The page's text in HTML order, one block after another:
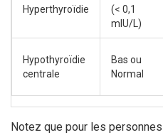
Hyperthyroïdie
(< 0,1
mIU/L)
Hypothyroïdie
centrale
Bas ou
Normal
Notez que pour les